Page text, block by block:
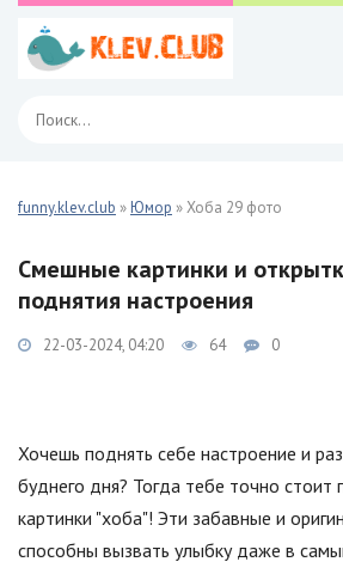
funny.klev.club »Юмор » Хоба 29 фото
Смешные картинки и
поднятия настроения
22-03-2024, 04:20 64 0
Хочешь поднять себе настроение и
буднего дня? Тогда тебе точно
картинки "хоба"! Эти забавные и
способны вызвать улыбку даже в